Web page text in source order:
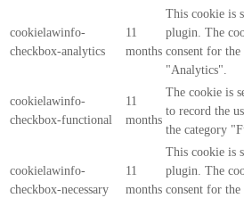
cookielawinfo-
checkbox-analytics
11
months
This cookie is
plugin. The
consent for
"Analytics".
cookielawinfo-
checkbox-functional
11
months
The cookie is
to record the
the category
cookielawinfo-
checkbox-necessary
11
months
This cookie is
plugin. The
consent for